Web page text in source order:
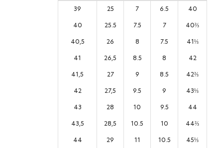
39 25 7 6.5 40
40 25.5 7.5 7 40⅔
40,5 26 8 7.5 41⅓
41 26,5 8.5 8 42
41,5 27 9 8.5 42⅔
42 27,5 9.5 9 43⅓
43 28 10 9.5 44
43,5 28,5 10.5 10 44⅔
44 29 11 10.5 45⅓